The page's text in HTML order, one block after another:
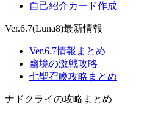
自己紹介カード作成
Ver.6.7(Luna8)最新情報
Ver.6.7情報まとめ
幽境の激戦攻略
七聖召喚攻略まとめ
ナドクライの攻略まとめ